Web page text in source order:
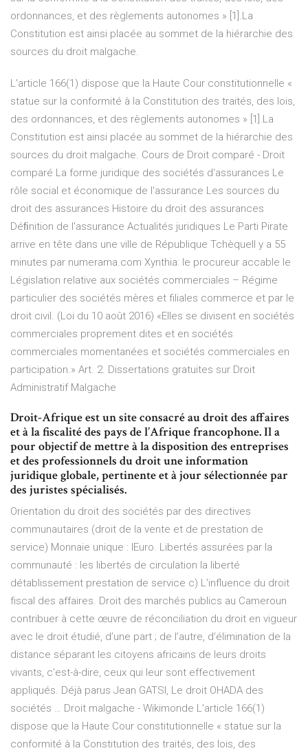
ordonnances, et des règlements autonomes » [1].La
Constitution est ainsi placée au sommet de la hiérarchie des
sources du droit malgache.
L'article 166(1) dispose que la Haute Cour constitutionnelle «
statue sur la conformité à la Constitution des traités, des lois,
des ordonnances, et des règlements autonomes » [1].La
Constitution est ainsi placée au sommet de la hiérarchie des
sources du droit malgache. Cours de Droit comparé - Droit
comparé La forme juridique des sociétés d'assurances Le
rôle social et économique de l'assurance Les sources du
droit des assurances Histoire du droit des assurances
Déﬁnition de l'assurance Actualités juridiques Le Parti Pirate
arrive en tête dans une ville de République TchèqueIl y a 55
minutes par numerama.com Xynthia: le procureur accable le
Législation relative aux sociétés commerciales – Régime
particulier des sociétés mères et filiales commerce et par le
droit civil. (Loi du 10 août 2016) «Elles se divisent en sociétés
commerciales proprement dites et en sociétés
commerciales momentanées et sociétés commerciales en
participation.» Art. 2. Dissertations gratuites sur Droit
Administratif Malgache
Droit-Afrique est un site consacré au droit des affaires
et à la fiscalité des pays de l’Afrique francophone. Il a
pour objectif de mettre à la disposition des entreprises
et des professionnels du droit une information
juridique globale, pertinente et à jour sélectionnée par
des juristes spécialisés.
Orientation du droit des sociétés par des directives
communautaires (droit de la vente et de prestation de
service) Monnaie unique : lEuro. Libertés assurées par la
communauté : les libertés de circulation la liberté
détablissement prestation de service c) L’influence du droit
fiscal des affaires. Droit des marchés publics au Cameroun
contribuer à cette œuvre de réconciliation du droit en vigueur
avec le droit étudié, d’une part ; de l’autre, d’élimination de la
distance séparant les citoyens africains de leurs droits
vivants, c’est-à-dire, ceux qui leur sont effectivement
appliqués. Déjà parus Jean GATSI, Le droit OHADA des
sociétés … Droit malgache - Wikimonde L'article 166(1)
dispose que la Haute Cour constitutionnelle « statue sur la
conformité à la Constitution des traités, des lois, des